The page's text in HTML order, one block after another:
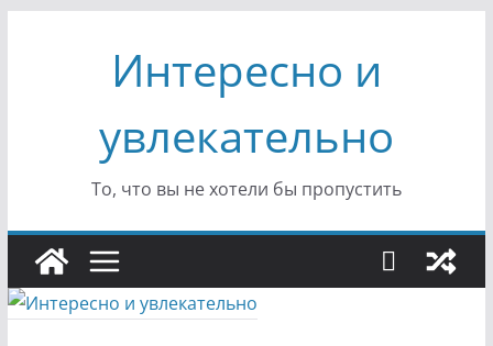
содержимомуИнтересно и
увлекательно
То, что вы не хотели бы пропустить